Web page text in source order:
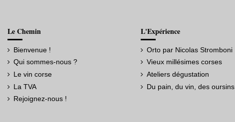
Le Chemin
Bienvenue !
Qui sommes-nous ?
Le vin corse
La TVA
Rejoignez-nous !
L'Expérience
Orto par Nicolas Stromboni
Vieux millésimes corses
Ateliers dégustation
Du pain, du vin, des oursins